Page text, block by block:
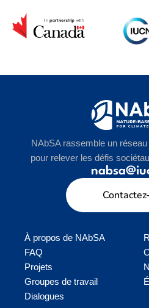
NAbSA rassemble un réseau
pour relever les défis
À propos de NAbSA
FAQ
Projets
Groupes de travail
Dialogues